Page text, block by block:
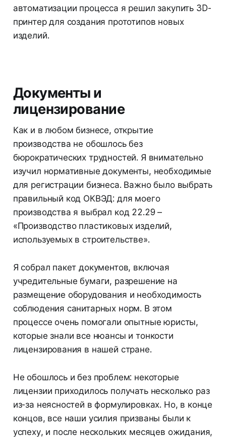
автоматизации процесса я решил закупить 3D-
принтер для создания прототипов новых
изделий.
Документы и
лицензирование
Как и в любом бизнесе, открытие
производства не обошлось без
бюрократических трудностей. Я внимательно
изучил нормативные документы, необходимые
для регистрации бизнеса. Важно было выбрать
правильный код ОКВЭД: для моего
производства я выбрал код 22.29 –
«Производство пластиковых изделий,
используемых в строительстве».
Я собрал пакет документов, включая
учредительные бумаги, разрешение на
размещение оборудования и необходимость
соблюдения санитарных норм. В этом
процессе очень помогали опытные юристы,
которые знали все нюансы и тонкости
лицензирования в нашей стране.
Не обошлось и без проблем: некоторые
лицензии приходилось получать несколько раз
из-за неясностей в формулировках. Но, в конце
концов, все наши усилия призваны были к
успеху, и после нескольких месяцев ожидания,